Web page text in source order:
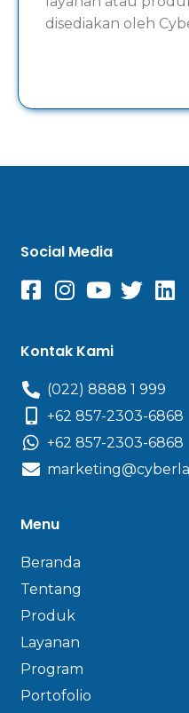
disediakan oleh
Social Media
Kontak Kami
(022) 8888 1 999
+62 857-2303-6868
+62 857-2303-6868
Menu
Beranda
Tentang
Produk
Layanan
Program
Portofolio